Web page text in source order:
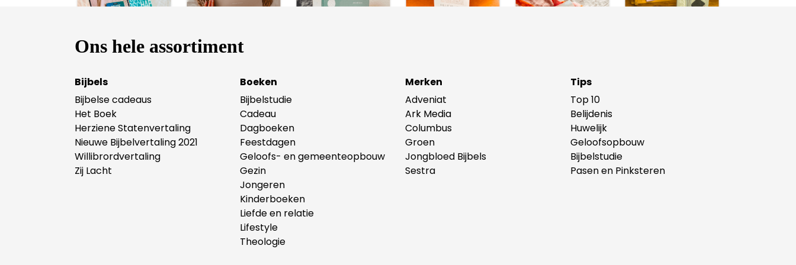
Ons hele assortiment
Bijbels
Bijbelse cadeaus
Het Boek
Herziene Statenvertaling
Nieuwe Bijbelvertaling 2021
Willibrordvertaling
Zij Lacht
Boeken
Bijbelstudie
Cadeau
Dagboeken
Feestdagen
Geloofs- en gemeenteopbouw
Gezin
Jongeren
Kinderboeken
Liefde en relatie
Lifestyle
Theologie
Merken
Adveniat
Ark Media
Columbus
Groen
Jongbloed Bijbels
Sestra
Tips
Top 10
Belijdenis
Huwelijk
Geloofsopbouw
Bijbelstudie
Pasen en Pinksteren